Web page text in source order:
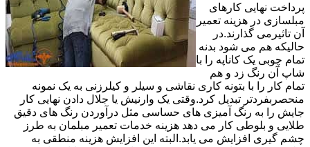
پرداخت نهایی کارهای
مبلسازی در هزینه تعمیر
آن تاثیرمی گذارند.در
حالیکه هم می شود بدنه
تمام چوبی یک کاناپه را با
شاپ آن رنگ زد و هم
تمام کار را با بتونه کاری نقاشی و سیلر و کیلرزنی به یک نمونه
منحصربفردتر تبدیل کرد.وقتی یک وارنیش یا جلال دادن نهایی کار
جایش را به رنگ آمیزی های حساسی مثل درآوردن رنگ های دقیق
طلایی و بلوطی کار می دهد هزینه خدمات تعمیر مبلمان به طرز
چشم گیری افزایش می یابد.البته این افزایش هزینه منطقی به